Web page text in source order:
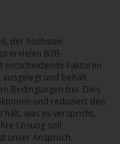
der höchsten
in vielen B2B-
entscheidende Faktoren
ausgelegt und behält
Bedingungen bei. Dies
und reduziert den
hält, was es verspricht,
Lösung soll
unser Anspruch.